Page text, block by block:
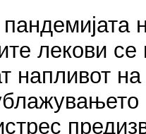
лекови
напливот